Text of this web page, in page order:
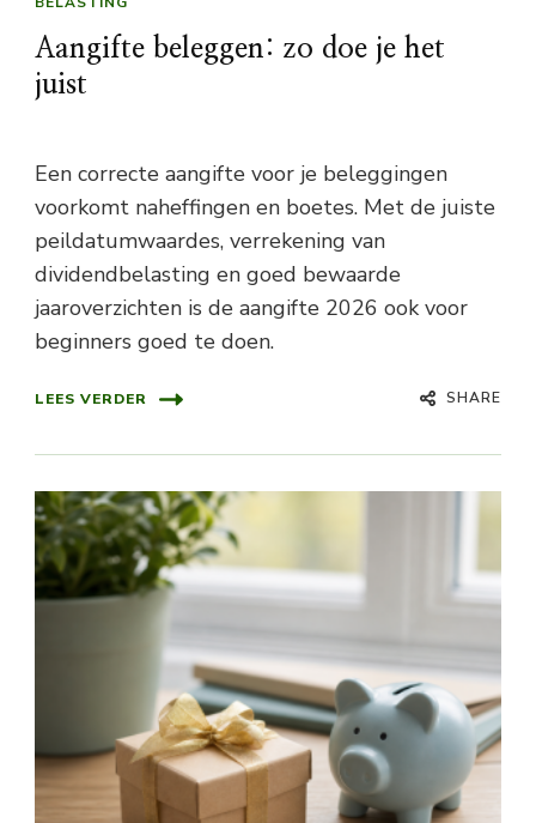
Aangifte beleggen: zo doe je het
juist
Een correcte aangifte voor je beleggingen
voorkomt naheffingen en boetes. Met de juiste
peildatumwaardes, verrekening van
dividendbelasting en goed bewaarde
jaaroverzichten is de aangifte 2026 ook voor
beginners goed te doen.
LEES VERDER SHARE